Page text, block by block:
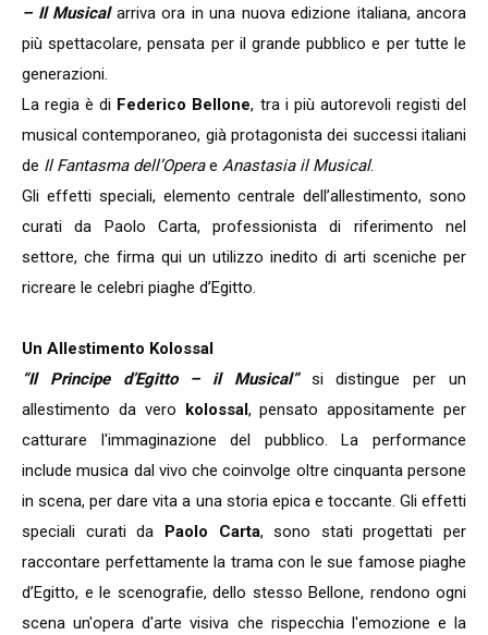
– Il Musicalarriva ora in una nuova edizione italiana, ancora
più spettacolare, pensata per il grande pubblico e per tutte le
generazioni.
La regia è di Federico Bellone, tra i più autorevoli registi del
musical contemporaneo, già protagonista dei successi italiani
de Il Fantasma dell’Operae Anastasia il Musical.
Gli effetti speciali, elemento centrale dell’allestimento, sono
curati da Paolo Carta, professionista di riferimento nel
settore, che firma qui un utilizzo inedito di arti sceniche per
ricreare le celebri piaghe d’Egitto.
Un Allestimento Kolossal
“Il Principe d’Egitto – il Musical”si distingue per un
allestimento da vero kolossal, pensato appositamente per
catturare l'immaginazione del pubblico. La performance
include musica dal vivo che coinvolge oltre cinquanta persone
in scena, per dare vita a una storia epica e toccante. Gli effetti
speciali curati da Paolo Carta, sono stati progettati per
raccontare perfettamente la trama con le sue famose piaghe
d’Egitto, e le scenografie, dello stesso Bellone, rendono ogni
scena un'opera d'arte visiva che rispecchia l'emozione e la